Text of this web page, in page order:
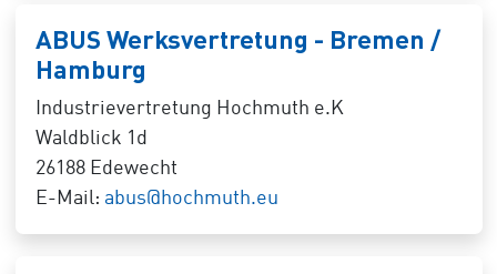
ABUS Werksvertretung - Bremen /
Hamburg
Industrievertretung Hochmuth e.K
Waldblick 1d
26188 Edewecht
E-Mail: abus@hochmuth.eu